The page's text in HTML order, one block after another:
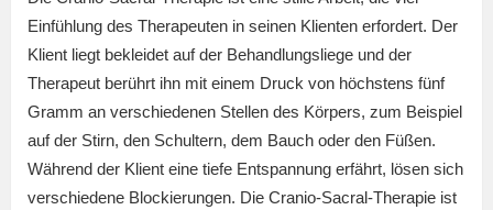
Einfühlung des Therapeuten in seinen Klienten erfordert. Der
Klient liegt bekleidet auf der Behandlungsliege und der
Therapeut berührt ihn mit einem Druck von höchstens fünf
Gramm an verschiedenen Stellen des Körpers, zum Beispiel
auf der Stirn, den Schultern, dem Bauch oder den Füßen.
Während der Klient eine tiefe Entspannung erfährt, lösen sich
verschiedene Blockierungen. Die Cranio-Sacral-Therapie ist